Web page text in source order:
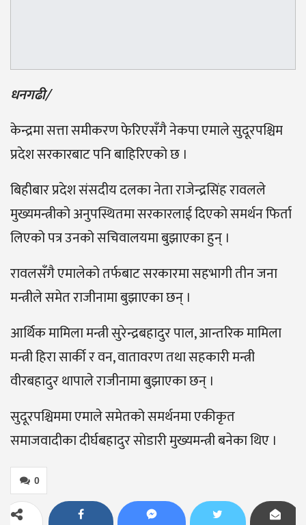
धनगढी/
केन्द्रमा सत्ता समीकरण फेरिएसँगै नेकपा एमाले सुदूरपश्चिम
प्रदेश सरकारबाट पनि बाहिरिएको छ ।
बिहीबार प्रदेश संसदीय दलका नेता राजेन्द्रसिंह रावलले
मुख्यमन्त्रीको अनुपस्थितमा सरकारलाई दिएको समर्थन फिर्ता
लिएको पत्र उनको सचिवालयमा बुझाएका हुन् ।
रावलसँगै एमालेको तर्फबाट सरकारमा सहभागी तीन जना
मन्त्रीले समेत राजीनामा बुझाएका छन् ।
आर्थिक मामिला मन्त्री सुरेन्द्रबहादुर पाल, आन्तरिक मामिला
मन्त्री हिरा सार्की र वन, वातावरण तथा सहकारी मन्त्री
वीरबहादुर थापाले राजीनामा बुझाएका छन् ।
सुदूरपश्चिममा एमाले समेतको समर्थनमा एकीकृत
समाजवादीका दीर्घबहादुर सोडारी मुख्यमन्त्री बनेका थिए ।
0